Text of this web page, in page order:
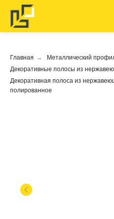
Главная → Металлический
Декоративные полосы из
Декоративная полоса из
полированное